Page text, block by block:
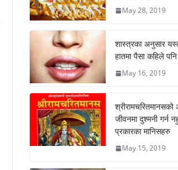
May 28, 2019
शास्त्रका अनुसार
हातमा पैसा कहिले
May 16, 2019
श्रीरामचरितमानसको
जीवनमा दुश्मनी गर्न
प्रकारका मानिसहरु
May 15, 2019